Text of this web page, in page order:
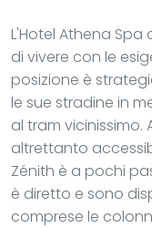
L'Hotel Athena
di vivere con le
posizione è
le sue stradine in
al tram vicinissimo.
altrettanto
Zénith è a pochi
è diretto e sono
comprese le